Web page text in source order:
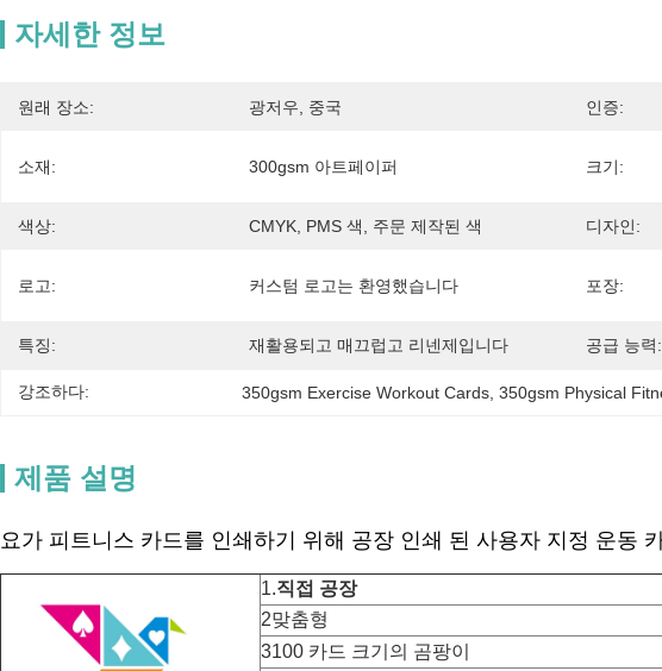
자세한 정보
원래 장소: 광저우, 중국 인증:
소재: 300gsm 아트페이퍼 크기:
색상: CMYK, PMS 색, 주문 제작된 색 디자인:
로고: 커스텀 로고는 환영했습니다 포장:
특징: 재활용되고 매끄럽고 리넨제입니다 공급 능력:
강조하다: 350gsm Exercise Workout Cards , 350gsm Physical
제품 설명
요가 피트니스 카드를 인쇄하기 위해 공장 인쇄 된 사용자 지정 운동
1.직접 공장
2맞춤형
3100 카드 크기의 곰팡이